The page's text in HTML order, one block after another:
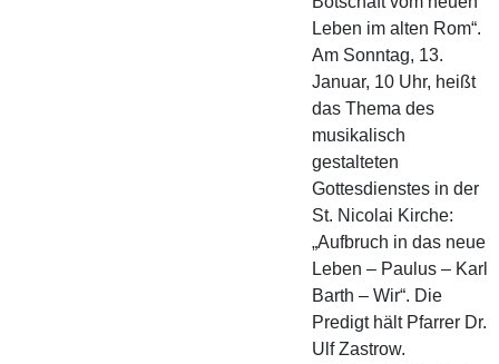
Leben im alten Rom“.
Am Sonntag, 13.
Januar, 10 Uhr, heißt
das Thema des
musikalisch
gestalteten
Gottesdienstes in der
St. Nicolai Kirche:
„Aufbruch in das neue
Leben – Paulus – Karl
Barth – Wir“. Die
Predigt hält Pfarrer Dr.
Ulf Zastrow.